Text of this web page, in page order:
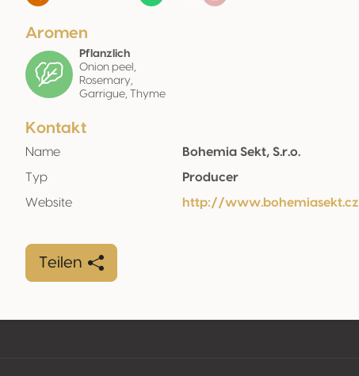
Aromen
Pflanzlich
Onion peel,
Rosemary,
Garrigue, Thyme
Kontakt
Name
Bohemia Sekt, S.r.o.
Typ
Producer
Website
http://www.bohemiasekt.cz
Teilen